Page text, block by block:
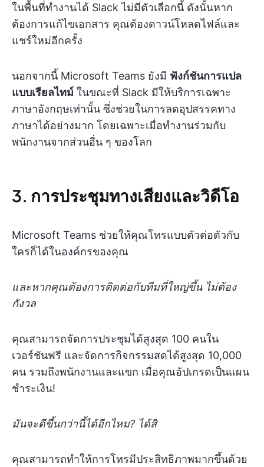
ในพื้นที่ทำงานได้ Slack ไม่มีตัวเลือกนี้ ดังนั้นหาก
ต้องการแก้ไขเอกสาร คุณต้องดาวน์โหลดไฟล์และ
แชร์ใหม่อีกครั้ง
นอกจากนี้ Microsoft Teams ยังมี ฟังก์ชันการแปล
แบบเรียลไทม์ ในขณะที่ Slack มีให้บริการเฉพาะ
ภาษาอังกฤษเท่านั้น ซึ่งช่วยในการลดอุปสรรคทาง
ภาษาได้อย่างมาก โดยเฉพาะเมื่อทำงานร่วมกับ
พนักงานจากส่วนอื่น ๆ ของโลก
3. การประชุมทางเสียงและวิดีโอ
Microsoft Teams ช่วยให้คุณโทรแบบตัวต่อตัวกับ
ใครก็ได้ในองค์กรของคุณ
และหากคุณต้องการติดต่อกับทีมที่ใหญ่ขึ้น ไม่ต้อง
กังวล
คุณสามารถจัดการประชุมได้สูงสุด 100 คนใน
เวอร์ชันฟรี และจัดการกิจกรรมสดได้สูงสุด 10,000
คน รวมถึงพนักงานและแขก เมื่อคุณอัปเกรดเป็นแผน
ชำระเงิน!
มันจะดีขึ้นกว่านี้ได้อีกไหม? ได้สิ
คุณสามารถทำให้การโทรมีประสิทธิภาพมากขึ้นด้วย